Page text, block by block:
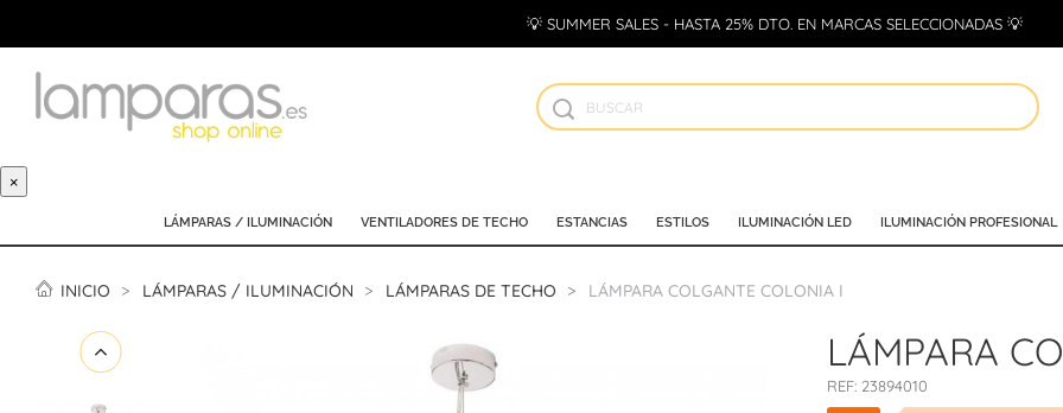
💡 SUMMER SALES - HASTA 25% DTO. EN MARCAS SELECCIONADAS 💡
×
LÁMPARAS / ILUMINACIÓN VENTILADORES DE TECHO ESTANCIAS ESTILOS ILUMINACIÓN LED ILUMINACIÓN PROFESIONAL
INICIO LÁMPARAS / ILUMINACIÓN LÁMPARAS DE TECHO LÁMPARA COLGANTE COLONIA I
LÁMPARA
REF: 23894010